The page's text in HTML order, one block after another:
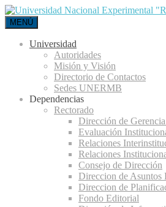
MENÚ
Universidad
Autoridades
Misión y Visión
Directorio de Contactos
Sedes UNERMB
Dependencias
Rectorado
Dirección de
Evaluación
Relaciones
Relaciones
Consejo de Dirección
Direccion de Asuntos
Direccion de
Fondo Editorial